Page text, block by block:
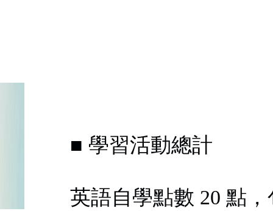
■ 學習活動總計
英語自學點數 20 點，